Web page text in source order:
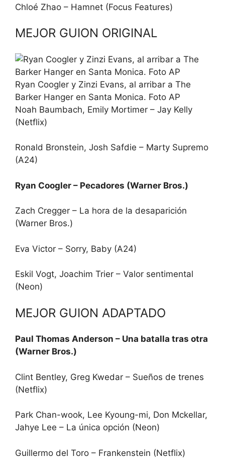
Chloé Zhao – Hamnet (Focus Features)
MEJOR GUION ORIGINAL
Ryan Coogler y Zinzi Evans, al arribar a The
Barker Hanger en Santa Monica. Foto AP
Noah Baumbach, Emily Mortimer – Jay Kelly
(Netflix)
Ronald Bronstein, Josh Safdie – Marty Supremo
(A24)
Ryan Coogler – Pecadores (Warner Bros.)
Zach Cregger – La hora de la desaparición
(Warner Bros.)
Eva Victor – Sorry, Baby (A24)
Eskil Vogt, Joachim Trier – Valor sentimental
(Neon)
MEJOR GUION ADAPTADO
Paul Thomas Anderson – Una batalla tras otra
(Warner Bros.)
Clint Bentley, Greg Kwedar – Sueños de trenes
(Netflix)
Park Chan-wook, Lee Kyoung-mi, Don Mckellar,
Jahye Lee – La única opción (Neon)
Guillermo del Toro – Frankenstein (Netflix)